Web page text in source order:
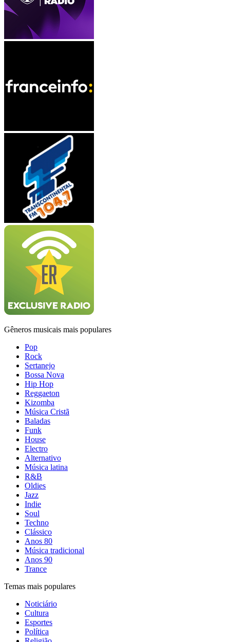
Gêneros musicais mais populares
Pop
Rock
Sertanejo
Bossa Nova
Hip Hop
Reggaeton
Kizomba
Música Cristã
Baladas
Funk
House
Electro
Alternativo
Música latina
R&B
Oldies
Jazz
Indie
Soul
Techno
Clássico
Anos 80
Música tradicional
Anos 90
Trance
Temas mais populares
Noticiário
Cultura
Esportes
Política